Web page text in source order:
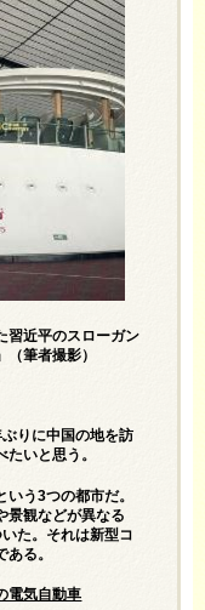
習近平のスローガン
筆者撮影）
りに中国の地を訪
いと思う。
う3つの都市だ。
景観などが異なる
た。それは新型コ
ある。
電気自動車